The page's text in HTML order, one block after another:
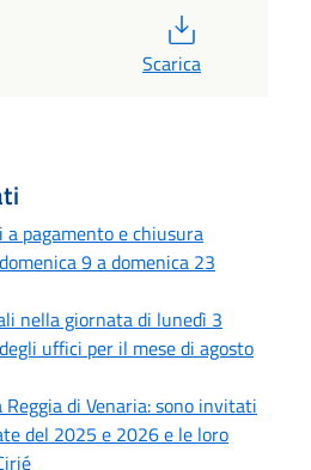
Scarica
a pagamento e chiusura
9 a domenica 23
nella giornata di lunedì 3
uffici per il mese di agosto
di Venaria: sono invitati
del 2025 e 2026 e le loro